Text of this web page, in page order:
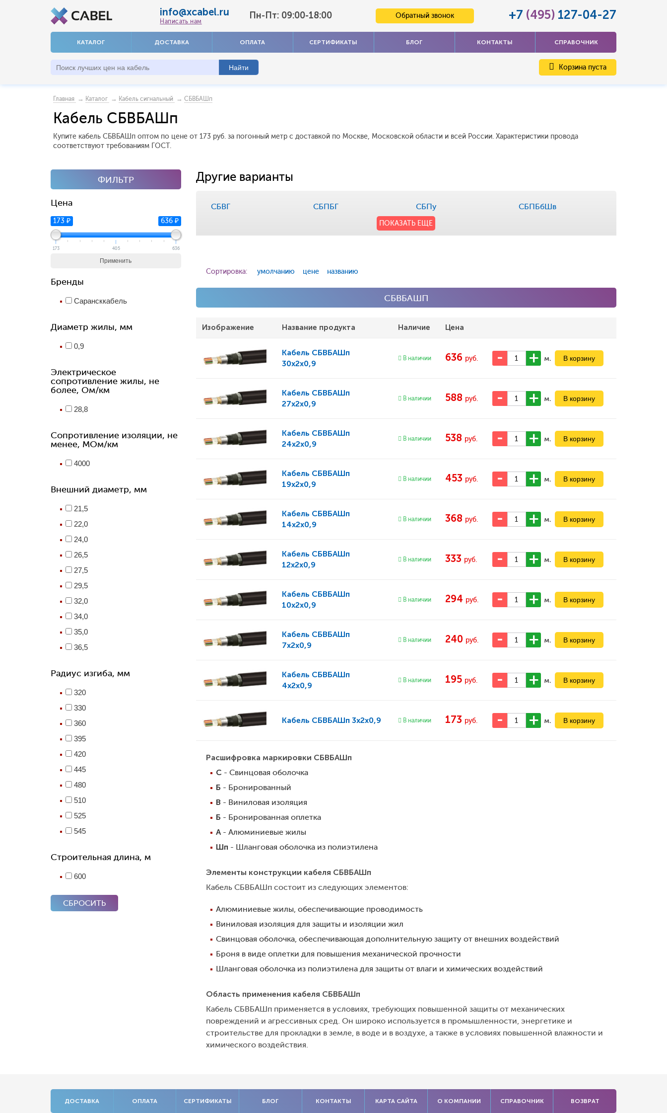
info@xcabel.ru
Написать нам
Пн-Пт: 09:00-18:00 Обратный звонок +7 (495) 127-04-27
КАТАЛОГ ДОСТАВКА ОПЛАТА СЕРТИФИКАТЫ БЛОГ КОНТАКТЫ СПРАВОЧНИК
Корзина пуста
Главная → Каталог → Кабель сигнальный → СБВБАШп
Кабель СБВБАШп
Купите кабель СБВБАШп оптом по цене от 173 руб. за погонный метр с доставкой по Москве, Московской области и всей России. Характеристики провода
соответствуют требованиям ГОСТ.
ФИЛЬТР
Цена
173 ₽ 636 ₽
173 405 636
Применить
Бренды
Сарансккабель
Диаметр жилы, мм
0,9
Электрическое
сопротивление жилы, не
более, Ом/км
28,8
Сопротивление изоляции, не
менее, МОм/км
4000
Внешний диаметр, мм
21,5
22,0
24,0
26,5
27,5
29,5
32,0
34,0
35,0
36,5
Радиус изгиба, мм
320
330
360
395
420
445
480
510
525
545
Строительная длина, м
600
СБРОСИТЬ
Другие варианты
СБВГ СБПБГ СБПу СБПБбШв
ПОКАЗАТЬ ЕЩЕ
Сортировка: умолчанию цене названию
СБВБАШП
Изображение Название продукта Наличие Цена
Кабель СБВБАШп
30x2x0,9
В наличии 636 руб. м.
Кабель СБВБАШп
27x2x0,9
В наличии 588 руб. м.
Кабель СБВБАШп
24x2x0,9
В наличии 538 руб. м.
Кабель СБВБАШп
19x2x0,9
В наличии 453 руб. м.
Кабель СБВБАШп
14x2x0,9
В наличии 368 руб. м.
Кабель СБВБАШп
12x2x0,9
В наличии 333 руб. м.
Кабель СБВБАШп
10x2x0,9
В наличии 294 руб. м.
Кабель СБВБАШп
7x2x0,9
В наличии 240 руб. м.
Кабель СБВБАШп
4x2x0,9
В наличии 195 руб. м.
Кабель СБВБАШп 3x2x0,9 В наличии 173 руб. м.
Расшифровка маркировки СБВБАШп
С - Свинцовая оболочка
Б - Бронированный
В - Виниловая изоляция
Б - Бронированная оплетка
А- Алюминиевые жилы
Шп - Шланговая оболочка из полиэтилена
Элементы конструкции кабеля СБВБАШп
Кабель СБВБАШп состоит из следующих элементов:
Алюминиевые жилы, обеспечивающие проводимость
Виниловая изоляция для защиты и изоляции жил
Свинцовая оболочка, обеспечивающая дополнительную защиту от внешних воздействий
Броня в виде оплетки для повышения механической прочности
Шланговая оболочка из полиэтилена для защиты от влаги и химических воздействий
Область применения кабеля СБВБАШп
Кабель СБВБАШп применяется в условиях, требующих повышенной защиты от механических
повреждений и агрессивных сред. Он широко используется в промышленности, энергетике и
строительстве для прокладки в земле, в воде и в воздухе, а также в условиях повышенной влажности и
химического воздействия.
ДОСТАВКА ОПЛАТА СЕРТИФИКАТЫ БЛОГ КОНТАКТЫ КАРТА САЙТА О КОМПАНИИ СПРАВОЧНИК ВОЗВРАТ